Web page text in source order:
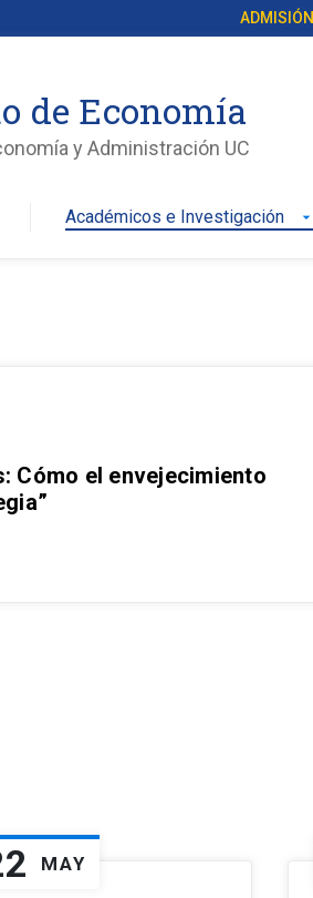
ADMISIÓN
de Economía
y Administración UC
Académicos e Investigación arrow_drop_down
Cómo el envejecimiento
MAY